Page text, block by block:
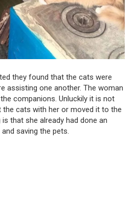
they found that the cats were
assisting one another. The woman
companions. Unluckily it is not
cats with her or moved it to the
that she already had done an
saving the pets.